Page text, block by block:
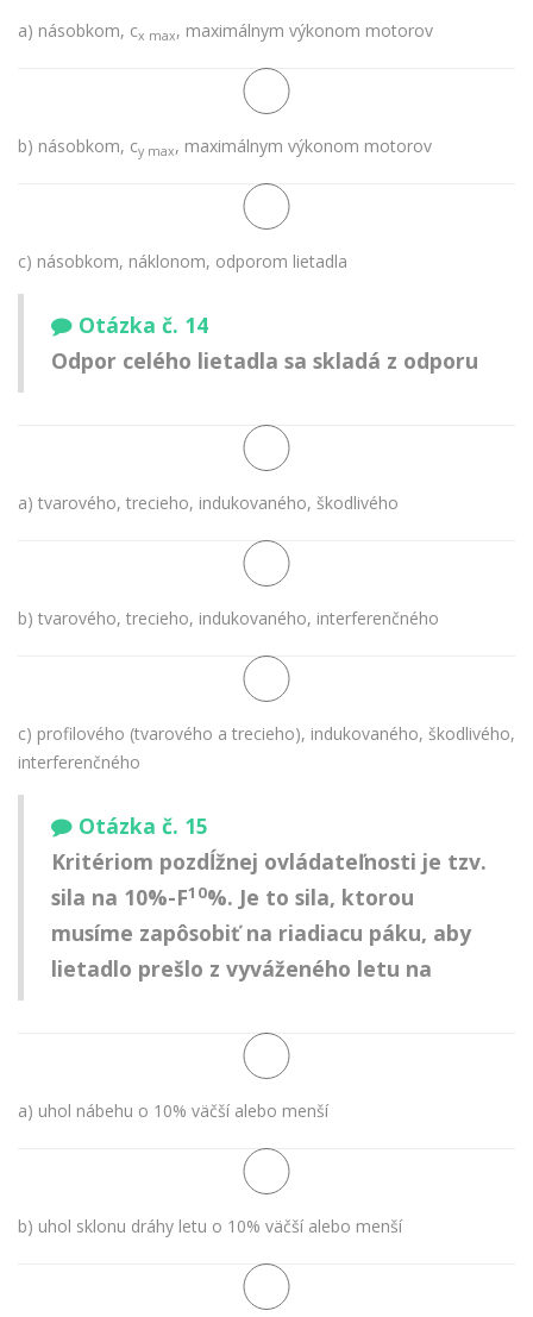
a) násobkom, cx max, maximálnym výkonom motorov
b) násobkom, cy max, maximálnym výkonom motorov
c) násobkom, náklonom, odporom lietadla
Otázka č. 14
Odpor celého lietadla sa skladá z odporu
a) tvarového, trecieho, indukovaného, škodlivého
b) tvarového, trecieho, indukovaného, interferenčného
c) profilového (tvarového a trecieho), indukovaného, škodlivého,
interferenčného
Otázka č. 15
Kritériom pozdĺžnej ovládateľnosti je tzv.
sila na 10%-F10%. Je to sila, ktorou
musíme zapôsobiť na riadiacu páku, aby
lietadlo prešlo z vyváženého letu na
a) uhol nábehu o 10% väčší alebo menší
b) uhol sklonu dráhy letu o 10% väčší alebo menší